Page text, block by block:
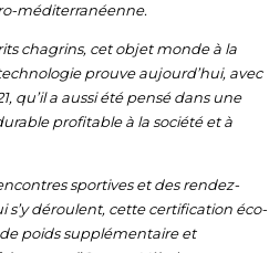
méditerranéenne.
chagrins, cet objet monde à la
prouve aujourd’hui, avec
qu’il a aussi été pensé dans une
profitable à la société et à
sportives et des rendez-
déroulent, cette certification éco-
poids supplémentaire et